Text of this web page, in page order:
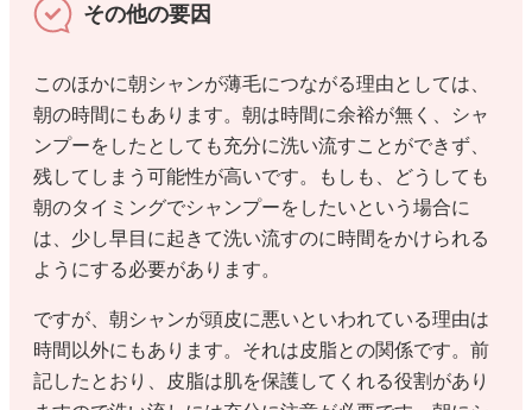
その他の要因
このほかに朝シャンが薄毛につながる理由としては、
朝の時間にもあります。朝は時間に余裕が無く、シャ
ンプーをしたとしても充分に洗い流すことができず、
残してしまう可能性が高いです。もしも、どうしても
朝のタイミングでシャンプーをしたいという場合に
は、少し早目に起きて洗い流すのに時間をかけられる
ようにする必要があります。
ですが、朝シャンが頭皮に悪いといわれている理由は
時間以外にもあります。それは皮脂との関係です。前
記したとおり、皮脂は肌を保護してくれる役割があり